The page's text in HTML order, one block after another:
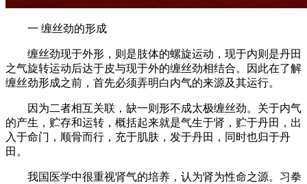
一 缠丝劲的形成
缠丝劲现于外形，则是肢体的螺旋运动，现于内则是丹田
之气旋转运动后达于皮与现于外的缠丝劲相结合。因此在了解
缠丝劲形成之前，首先必须弄明白内气的来源及其运行。
因为二者相互关联，缺一则形不成太极缠丝劲。关于内气
的产生，贮存和运转，概括起来就是气生于肾，贮于丹田，出
入于命门，顺骨而行，充于肌肤，发于丹田，同时也归于丹
田。
我国医学中很重视肾气的培养，认为肾为性命之源。习拳